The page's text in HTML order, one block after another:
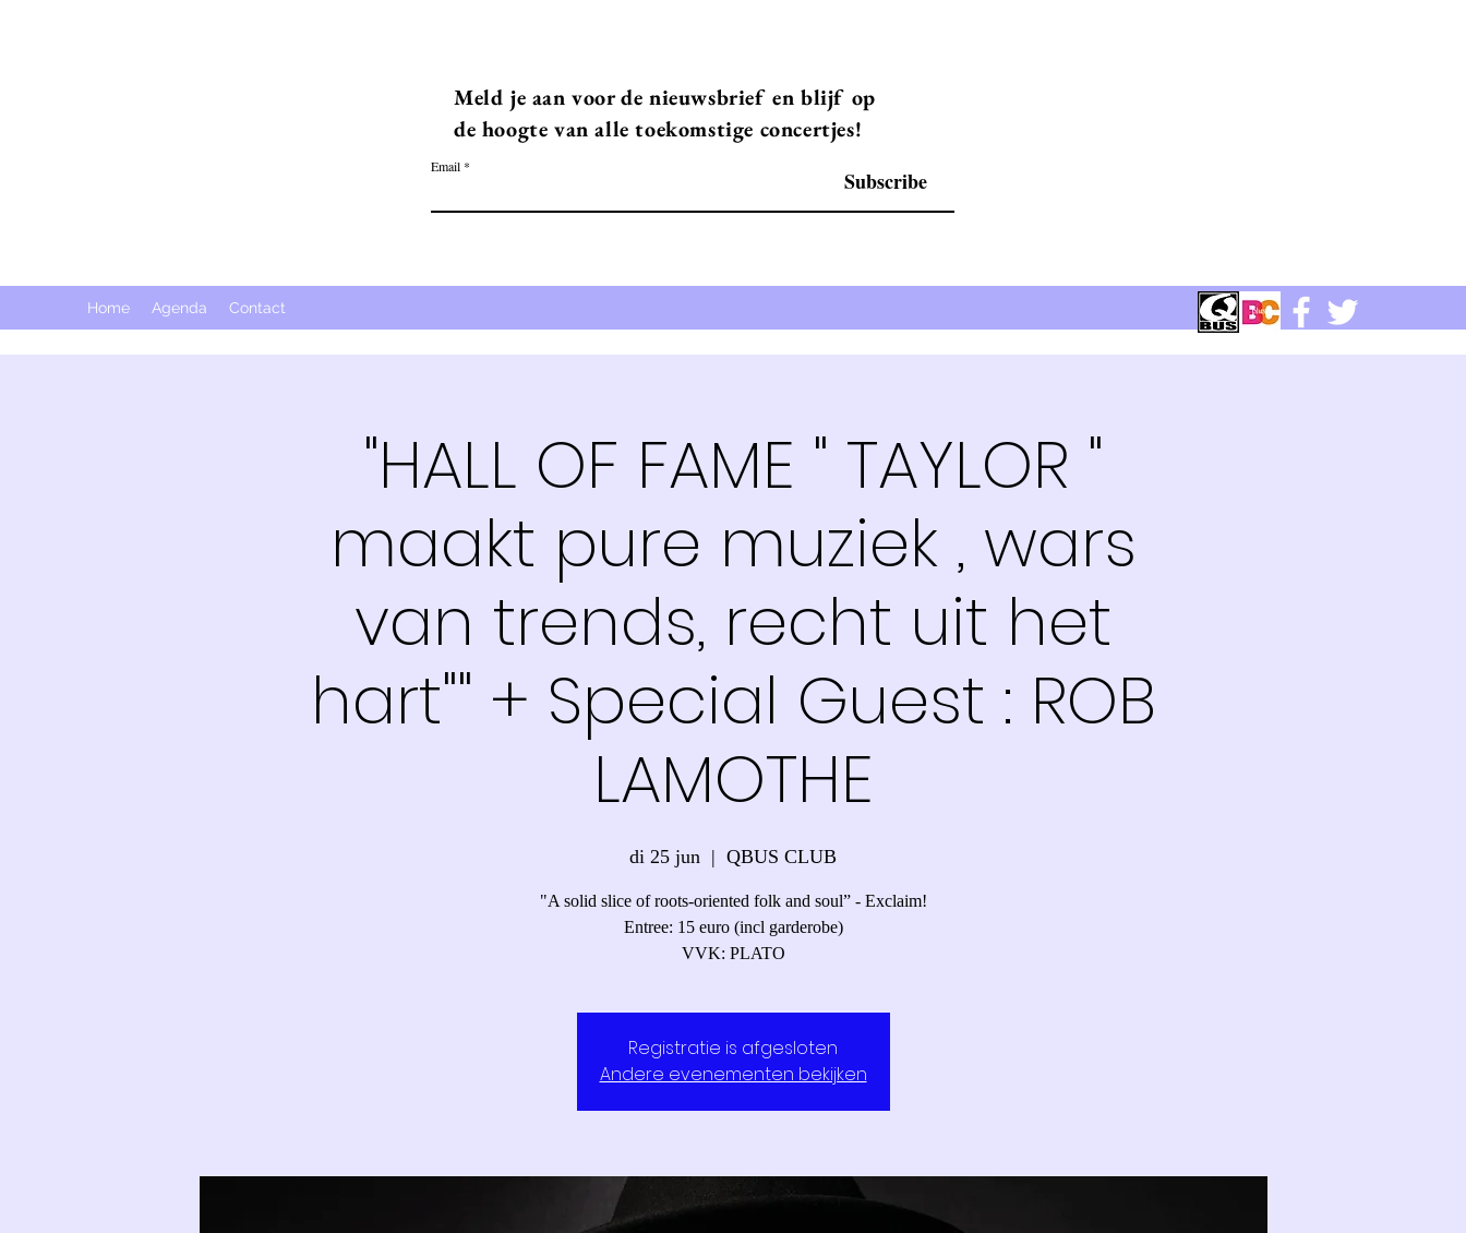
Meld je aan voor de nieuwsbrief en blijf op
de hoogte van alle toekomstige concertjes!
Email
Subscribe
Home Agenda Contact
"HALL OF FAME " TAYLOR "
maakt pure muziek , wars
van trends, recht uit het
hart"" + Special Guest : ROB
LAMOTHE
di 25 jun
  |
QBUS CLUB
"A solid slice of roots-oriented folk and soul” - Exclaim!
Entree: 15 euro (incl garderobe)
VVK: PLATO
Registratie is afgesloten
Andere evenementen bekijken